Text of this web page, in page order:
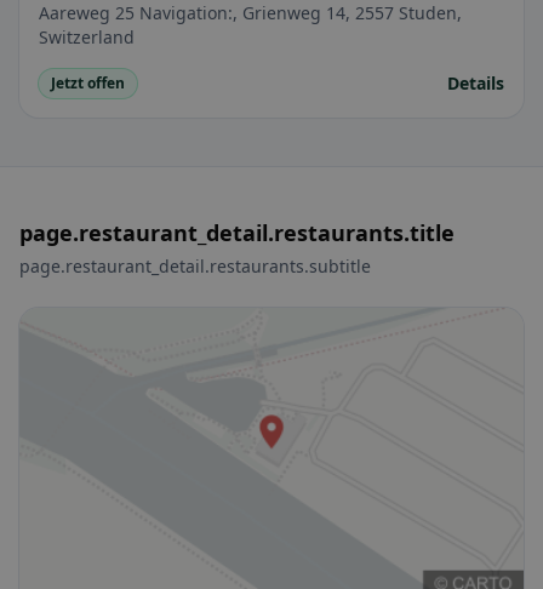
Aareweg 25 Navigation:, Grienweg 14, 2557 Studen,
Switzerland
Jetzt offen Details
page.restaurant_detail.restaurants.title
page.restaurant_detail.restaurants.subtitle